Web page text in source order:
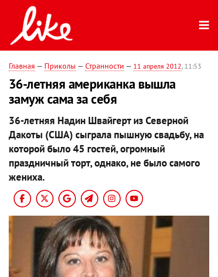
Главная — Приколы — Странности — 11 апреля 2012, 11:53
36-летняя американка вышла
замуж сама за себя
36-летняя Надин Швайгерт из Северной
Дакоты (США) сыграла пышную свадьбу, на
которой было 45 гостей, огромный
праздничный торт, однако, не было самого
жениха.